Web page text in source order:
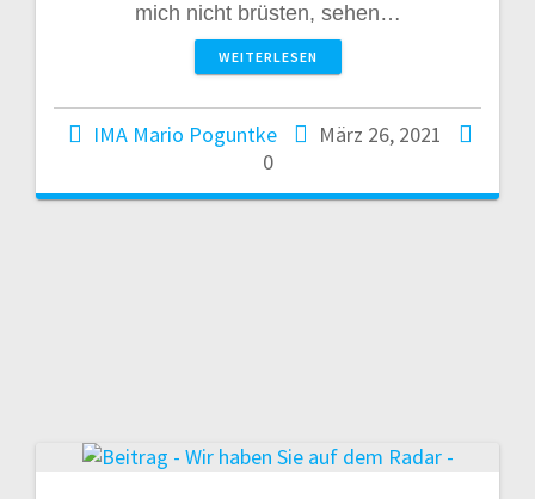
mich nicht brüsten, sehen…
WEITERLESEN
IMA Mario Poguntke
März 26, 2021
0